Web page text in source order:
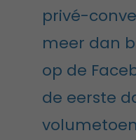
privé-
meer dan
op de
de eerste